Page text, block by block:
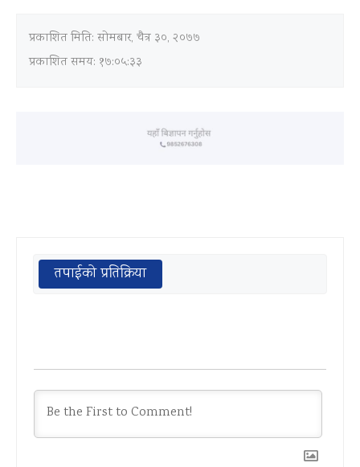
प्रकाशित मिति: सोमबार, चैत्र ३०, २०७७
प्रकाशित समय: १७:०५:३३
तपाईको प्रतिक्रिया